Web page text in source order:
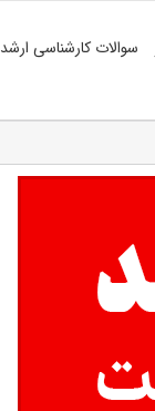
سوالات کارشناسی ارشد